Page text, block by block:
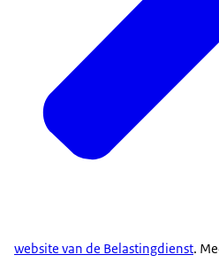
website van de Belastingdienst.